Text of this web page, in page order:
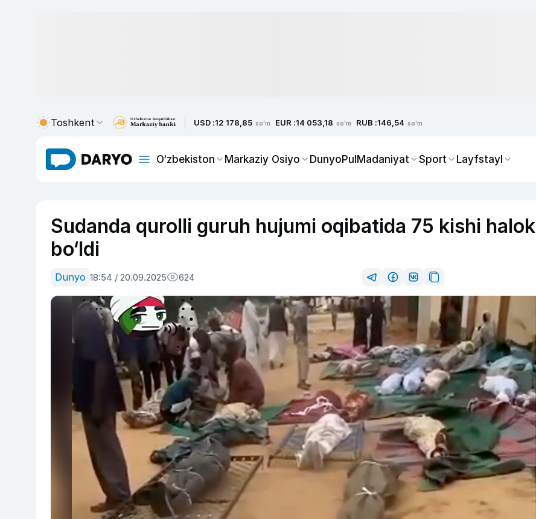
Toshkent USD :12 178,85 so'm EUR :14 053,18 so'm RUB :146,54 so'm
O‘zbekiston Markaziy Osiyo DunyoPulMadaniyat Sport Layfstayl
Sudanda qurolli guruh hujumi oqibatida 75 kishi halok
bo‘ldi
Dunyo 18:54 / 20.09.2025 624